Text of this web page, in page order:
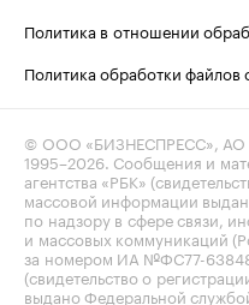
Политика в отношении
Политика обработки файлов
© ООО «БИЗНЕСПРЕСС»,
1995–2026. Сообщения и
агентства «РБК»
массовой информации
по надзору в сфере связи,
и массовых коммуникаций
за номером ИА №ФС77-
(свидетельство о
выдано Федеральной